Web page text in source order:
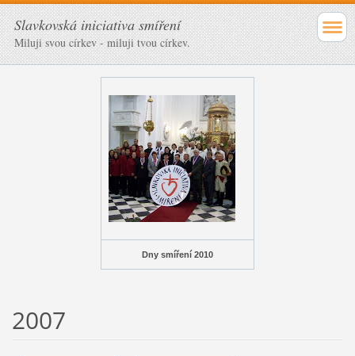
Slavkovská iniciativa smíření
Miluji svou církev - miluji tvou církev.
Dny smíření 2010
2007